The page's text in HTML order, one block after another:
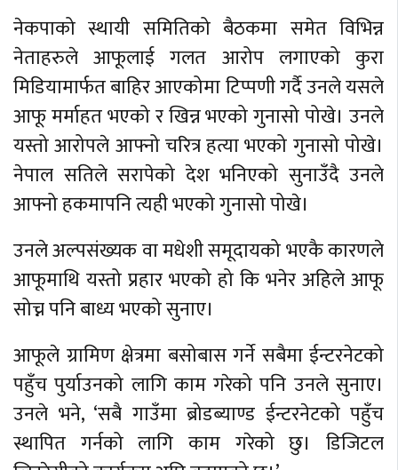
नेकपाको स्थायी समितिको बैठकमा समेत विभिन्न
नेताहरुले आफूलाई गलत आरोप लगाएको कुरा
मिडियामार्फत बाहिर आएकोमा टिप्पणी गर्दै उनले यसले
आफू मर्माहत भएको र खिन्न भएको गुनासो पोखे। उनले
यस्तो आरोपले आफ्नो चरित्र हत्या भएको गुनासो पोखे।
नेपाल सतिले सरापेको देश भनिएको सुनाउँदै उनले
आफ्नो हकमापनि त्यही भएको गुनासो पोखे।
उनले अल्पसंख्यक वा मधेशी समूदायको भएकै कारणले
आफूमाथि यस्तो प्रहार भएको हो कि भनेर अहिले आफू
सोच्न पनि बाध्य भएको सुनाए।
आफूले ग्रामिण क्षेत्रमा बसोबास गर्ने सबैमा ईन्टरनेटको
पहुँच पुर्याउनको लागि काम गरेको पनि उनले सुनाए।
उनले भने, ‘सबै गाउँमा ब्रोडब्याण्ड ईन्टरनेटको पहुँच
स्थापित गर्नको लागि काम गरेको छु। डिजिटल